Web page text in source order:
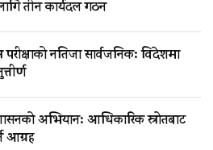
तीन कार्यदल गठन
नतिजा सार्वजनिक: विदेशमा
अभियान: आधिकारिक स्रोतबाट
आग्रह